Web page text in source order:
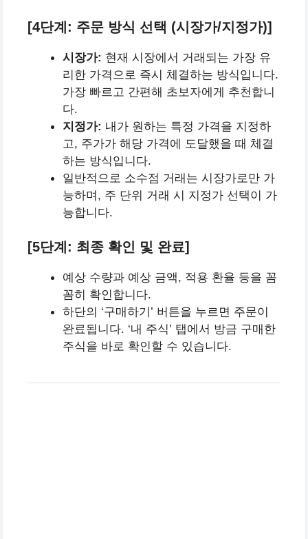
[4단계: 주문 방식 선택 (시장가/지정가)]
시장가: 현재 시장에서 거래되는 가장 유
리한 가격으로 즉시 체결하는 방식입니다.
가장 빠르고 간편해 초보자에게 추천합니
다.
지정가: 내가 원하는 특정 가격을 지정하
고, 주가가 해당 가격에 도달했을 때 체결
하는 방식입니다.
일반적으로 소수점 거래는 시장가로만 가
능하며, 주 단위 거래 시 지정가 선택이 가
능합니다.
[5단계: 최종 확인 및 완료]
예상 수량과 예상 금액, 적용 환율 등을 꼼
꼼히 확인합니다.
하단의 ‘구매하기’ 버튼을 누르면 주문이
완료됩니다. ‘내 주식’ 탭에서 방금 구매한
주식을 바로 확인할 수 있습니다.